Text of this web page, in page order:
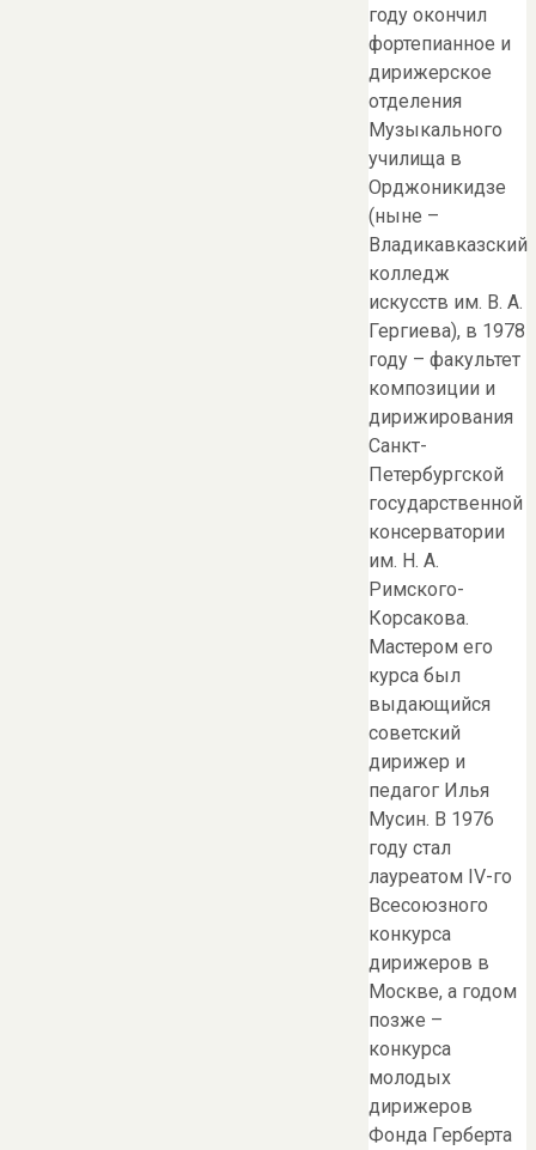
году окончил
фортепианное и
дирижерское
отделения
Музыкального
училища в
Орджоникидзе
(ныне –
Владикавказский
колледж
искусств им. В. А.
Гергиева), в 1978
году – факультет
композиции и
дирижирования
Санкт-
Петербургской
государственной
консерватории
им. Н. А.
Римского-
Корсакова.
Мастером его
курса был
выдающийся
советский
дирижер и
педагог Илья
Мусин. В 1976
году стал
лауреатом IV-го
Всесоюзного
конкурса
дирижеров в
Москве, а годом
позже –
конкурса
молодых
дирижеров
Фонда Герберта